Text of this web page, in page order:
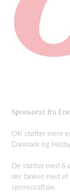
Sponsorat fra
OK støtter mere
Danmark og
De støtter med 6
der tankes med
sponsoraftale.